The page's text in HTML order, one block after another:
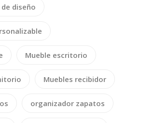
diseño
Mueble escritorio
Muebles recibidor
organizador zapatos